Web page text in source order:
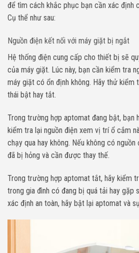
để tìm cách khắc phục bạn cần xác định
Cụ thể như sau:
Nguồn điện kết nối với máy giặt bị ngắt
Hệ thống điện cung cấp cho thiết bị sẽ
của máy giặt. Lúc này, bạn cần kiểm tra
máy giặt có ổn định không. Hãy thử kiểm
thái bật hay tắt.
Trong trường hợp aptomat đang bật, bạn
kiểm tra lại nguồn điện xem vị trí ổ cắm
chạy qua hay không. Nếu không có
đã bị hỏng và cần được thay thế.
Trong trường hợp aptomat tắt, hãy kiểm
trong gia đình có đang bị quá tải hay gặp
xác định an toàn, hãy bật lại aptomat và